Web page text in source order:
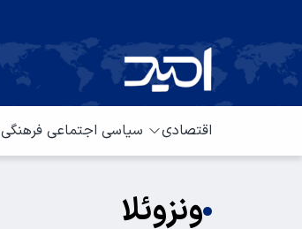
اقتصادی سیاسی اجتماعی فرهنگی
ونزوئلا